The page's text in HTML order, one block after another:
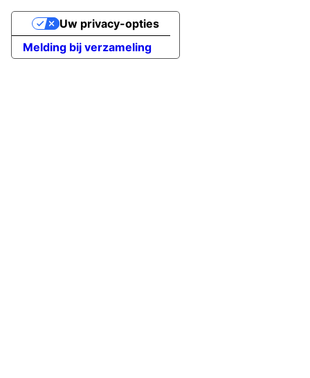
Melding bij verzameling
Uw privacy-opties